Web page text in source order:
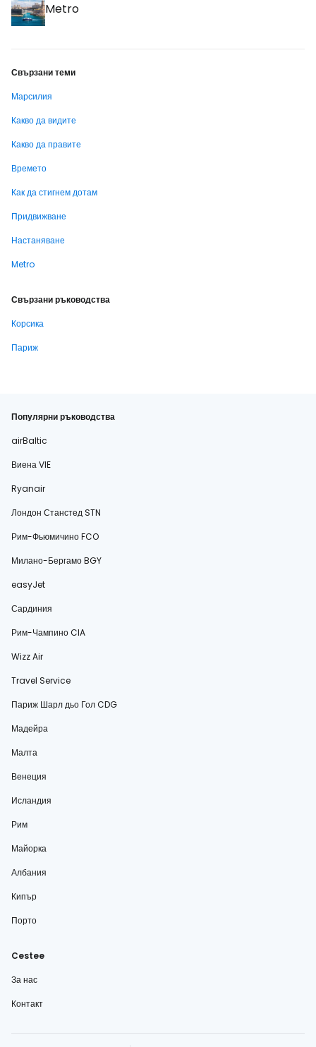
Metro
Свързани теми
Марсилия
Какво да видите
Какво да правите
Времето
Как да стигнем дотам
Придвижване
Настаняване
Metro
Свързани ръководства
Корсика
Париж
Популярни ръководства
airBaltic
Виена VIE
Ryanair
Лондон Станстед STN
Рим-Фьюмичино FCO
Милано-Бергамо BGY
easyJet
Сардиния
Рим-Чампино CIA
Wizz Air
Travel Service
Париж Шарл дьо Гол CDG
Мадейра
Малта
Венеция
Исландия
Рим
Майорка
Албания
Кипър
Порто
Cestee
За нас
Контакт